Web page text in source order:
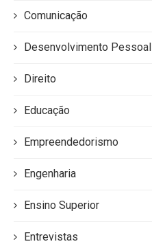
Comunicação
Desenvolvimento Pessoal
Direito
Educação
Empreendedorismo
Engenharia
Ensino Superior
Entrevistas